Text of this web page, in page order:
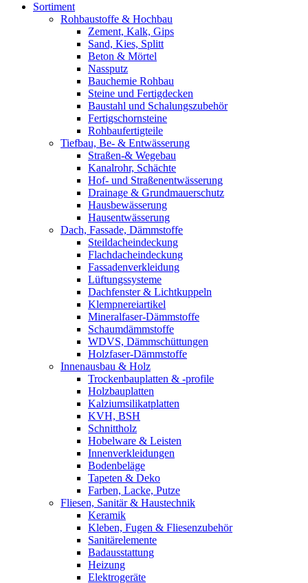
Sortiment
Rohbaustoffe & Hochbau
Zement, Kalk, Gips
Sand, Kies, Splitt
Beton & Mörtel
Nassputz
Bauchemie Rohbau
Steine und Fertigdecken
Baustahl und Schalungszubehör
Fertigschornsteine
Rohbaufertigteile
Tiefbau, Be- & Entwässerung
Straßen-& Wegebau
Kanalrohr, Schächte
Hof- und Straßenentwässerung
Drainage & Grundmauerschutz
Hausbewässerung
Hausentwässerung
Dach, Fassade, Dämmstoffe
Steildacheindeckung
Flachdacheindeckung
Fassadenverkleidung
Lüftungssysteme
Dachfenster & Lichtkuppeln
Klempnereiartikel
Mineralfaser-Dämmstoffe
Schaumdämmstoffe
WDVS, Dämmschüttungen
Holzfaser-Dämmstoffe
Innenausbau & Holz
Trockenbauplatten & -profile
Holzbauplatten
Kalziumsilikatplatten
KVH, BSH
Schnittholz
Hobelware & Leisten
Innenverkleidungen
Bodenbeläge
Tapeten & Deko
Farben, Lacke, Putze
Fliesen, Sanitär & Haustechnik
Keramik
Kleben, Fugen & Fliesenzubehör
Sanitärelemente
Badausstattung
Heizung
Elektrogeräte